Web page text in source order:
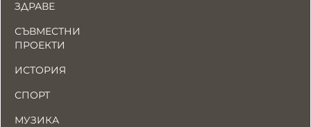
ЗДРАВЕ
СЪВМЕСТНИ
ПРОЕКТИ
ИСТОРИЯ
СПОРТ
МУЗИКА